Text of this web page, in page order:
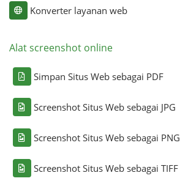
Konverter layanan web
Alat screenshot online
Simpan Situs Web sebagai PDF
Screenshot Situs Web sebagai JPG
Screenshot Situs Web sebagai PNG
Screenshot Situs Web sebagai TIFF